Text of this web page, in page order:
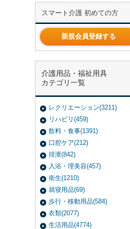
スマート介護 初めての方
新規会員登録する
介護用品・福祉用具
カテゴリ一覧
レクリエーション(3211)
リハビリ(459)
飲料・食事(1391)
口腔ケア(212)
排泄(842)
入浴・理美容(457)
衛生(1210)
就寝用品(69)
歩行・移動用品(584)
衣類(2077)
生活用品(4774)